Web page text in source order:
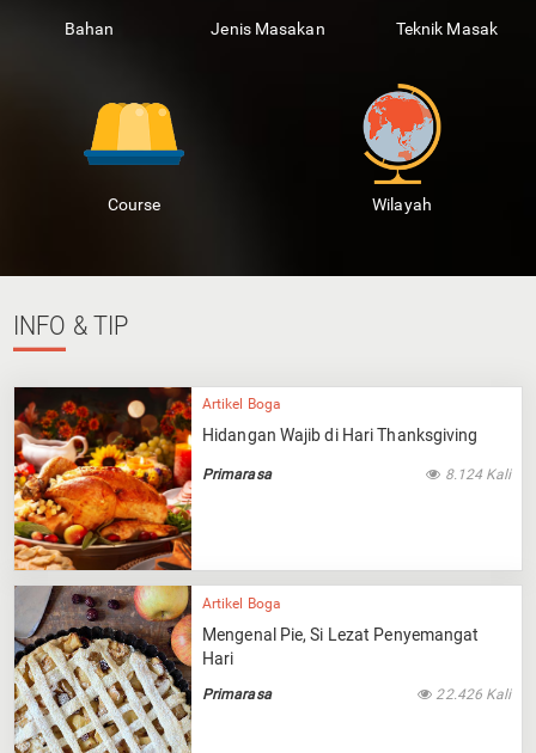
Bahan Jenis Masakan Teknik Masak
Course Wilayah
INFO & TIP
Artikel Boga
Hidangan Wajib di Hari Thanksgiving
Primarasa 8.124 Kali
Artikel Boga
Mengenal Pie, Si Lezat Penyemangat
Hari
Primarasa 22.426 Kali